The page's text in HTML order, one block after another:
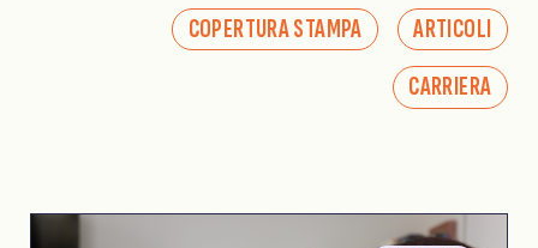
COPERTURA STAMPA
ARTICOLI
CARRIERA